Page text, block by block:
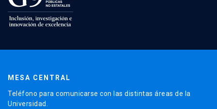
MESA CENTRAL
Teléfono para comunicarse con las distintas áreas de la
Universidad.